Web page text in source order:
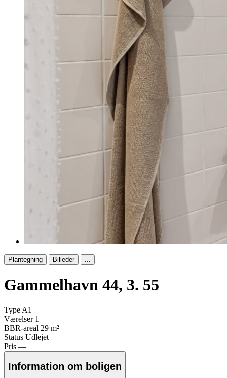
Plantegning Billeder ...
Gammelhavn 44, 3. 55
Type A1
Værelser 1
BBR-areal 29 m²
Status Udlejet
Pris —
Information om boligen